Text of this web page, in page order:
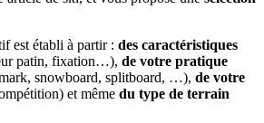
est établi à partir : des caractéristiques
patin, fixation…), de votre pratique
snowboard, splitboard, …), de votre
et même du type de terrain